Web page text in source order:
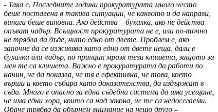
- Така е. Последните години прокуратурата много често
беше поставена в такива ситуации, че каквото и да направи,
винаги беше виновна. Ако действа – бухалка, ако не действа –
опъват чадър. Всъщност прокуратурата не е, или по-точно
не трябва да бъде, нито едно от двете. Проблем е, ако
започне да се изживява като едно от двете неща, дали е
бухалка или чадър, по принцип мразя тези клишета, защото за
мен те са клишета. Важно е прокуратурата да работи по
начин, че да показва, че тя е ефективна, че това, което
върши и което събира като доказателства, да издържат в
съда. Много е опасно за една съдебна система да има усещане,
че има едни хора, които са над закона, че те са недосегаеми.
Обаче трябва да обърнем внимание на нещо друго –